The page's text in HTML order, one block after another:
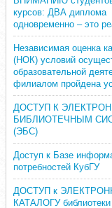
курсов: ДВА диплома
одновременно – это
Независимая оценка
(НОК) условий
образовательной
филиалом пройдена
ДОСТУП К
БИБЛИОТЕЧНЫМ
(ЭБС)
Доступ к Базе
потребностей КубГУ
ДОСТУП к
КАТАЛОГУ